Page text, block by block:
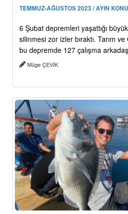
TEMMUZ-AĞUSTOS 2023 / AYIN
6 Şubat depremleri yaşattığı
silinmesi zor izler bıraktı. Tarım
bu depremde 127 çalışma
Müge ÇEVİK